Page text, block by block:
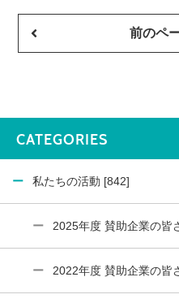
前のペ
CATEGORIES
私たちの活動 [842]
2025年度 賛助企業の皆
2022年度 賛助企業の皆